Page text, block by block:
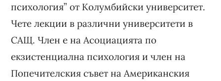
психология” от Колумбийски университет.
Чете лекции в различни университети в
САЩ. Член е на Асоциацията по
екзистенциална психология и член на
Попечителския съвет на Американския